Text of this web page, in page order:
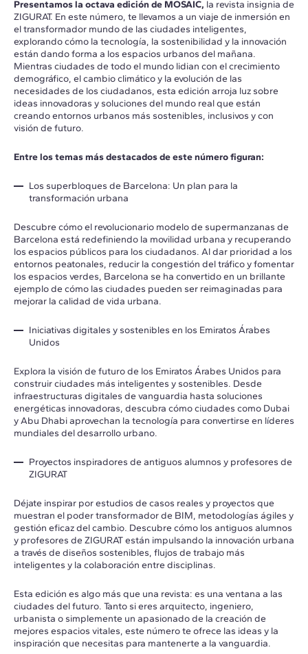
Presentamos la octava edición de MOSAIC, la revista insignia de
ZIGURAT. En este número, te llevamos a un viaje de inmersión en
el transformador mundo de las ciudades inteligentes,
explorando cómo la tecnología, la sostenibilidad y la innovación
están dando forma a los espacios urbanos del mañana.
Mientras ciudades de todo el mundo lidian con el crecimiento
demográfico, el cambio climático y la evolución de las
necesidades de los ciudadanos, esta edición arroja luz sobre
ideas innovadoras y soluciones del mundo real que están
creando entornos urbanos más sostenibles, inclusivos y con
visión de futuro.
Entre los temas más destacados de este número figuran:
Los superbloques de Barcelona: Un plan para la
transformación urbana
Descubre cómo el revolucionario modelo de supermanzanas de
Barcelona está redefiniendo la movilidad urbana y recuperando
los espacios públicos para los ciudadanos. Al dar prioridad a los
entornos peatonales, reducir la congestión del tráfico y fomentar
los espacios verdes, Barcelona se ha convertido en un brillante
ejemplo de cómo las ciudades pueden ser reimaginadas para
mejorar la calidad de vida urbana.
Iniciativas digitales y sostenibles en los Emiratos Árabes
Unidos
Explora la visión de futuro de los Emiratos Árabes Unidos para
construir ciudades más inteligentes y sostenibles. Desde
infraestructuras digitales de vanguardia hasta soluciones
energéticas innovadoras, descubra cómo ciudades como Dubai
y Abu Dhabi aprovechan la tecnología para convertirse en líderes
mundiales del desarrollo urbano.
Proyectos inspiradores de antiguos alumnos y profesores de
ZIGURAT
Déjate inspirar por estudios de casos reales y proyectos que
muestran el poder transformador de BIM, metodologías ágiles y
gestión eficaz del cambio. Descubre cómo los antiguos alumnos
y profesores de ZIGURAT están impulsando la innovación urbana
a través de diseños sostenibles, flujos de trabajo más
inteligentes y la colaboración entre disciplinas.
Esta edición es algo más que una revista: es una ventana a las
ciudades del futuro. Tanto si eres arquitecto, ingeniero,
urbanista o simplemente un apasionado de la creación de
mejores espacios vitales, este número te ofrece las ideas y la
inspiración que necesitas para mantenerte a la vanguardia.